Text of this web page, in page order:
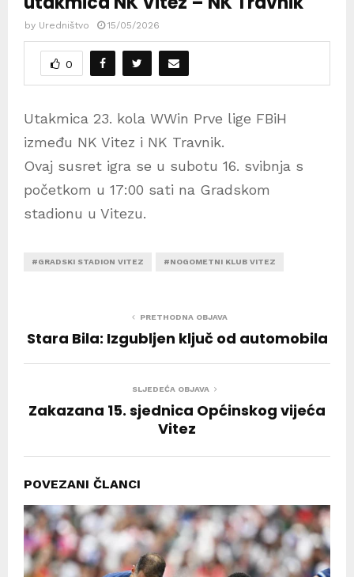
by Uredništvo 15/05/2026
0
Utakmica 23. kola WWin Prve lige FBiH
između NK Vitez i NK Travnik.
Ovaj susret igra se u subotu 16. svibnja s
početkom u 17:00 sati na Gradskom
stadionu u Vitezu.
#GRADSKI STADION VITEZ #NOGOMETNI KLUB VITEZ
PRETHODNA OBJAVA
Stara Bila: Izgubljen ključ od automobila
SLJEDEĆA OBJAVA
Zakazana 15. sjednica Općinskog vijeća
Vitez
POVEZANI ČLANCI